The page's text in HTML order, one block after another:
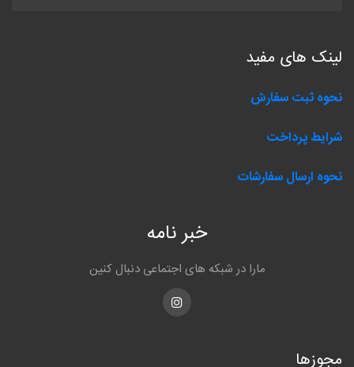
لینک های مفید
نحوه ثبت سفارش
شرایط پرداخت
نحوه ارسال سفارشات
خبر نامه
مارا در شبکه های اجتماعی دنبال کنین
Instagram
مجوزها